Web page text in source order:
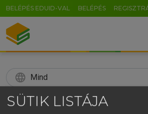
BELÉPÉS EDUID-VAL BELÉPÉS
language Mind
search
SÜTIK LISTÁJA